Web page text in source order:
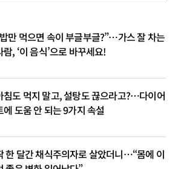
만 먹으면 속이 부글부글?”…가스 잘 차는
람, ‘이 음식’으로 바꾸세요!
침도 먹지 말고, 설탕도 끊으라고?…다이어
에 도움 안 되는 9가지 속설
한 달간 채식주의자로 살았더니…“몸에 이